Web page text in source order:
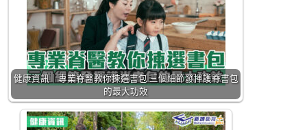
健康資訊｜專業脊醫教你揀選書包 三個細節發揮護脊書包
的最大功效